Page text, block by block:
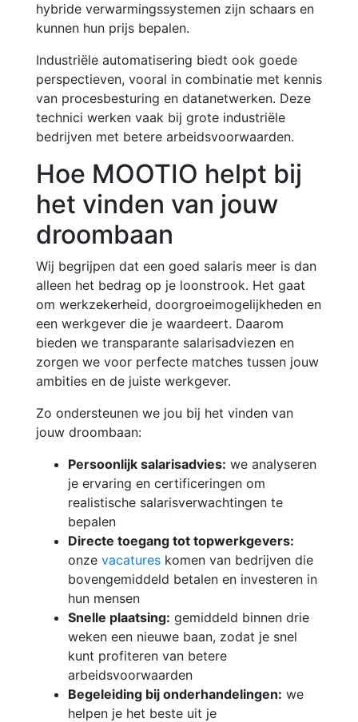
hybride verwarmingssystemen zijn schaars en
kunnen hun prijs bepalen.
Industriële automatisering biedt ook goede
perspectieven, vooral in combinatie met kennis
van procesbesturing en datanetwerken. Deze
technici werken vaak bij grote industriële
bedrijven met betere arbeidsvoorwaarden.
Hoe MOOTIO helpt bij
het vinden van jouw
droombaan
Wij begrijpen dat een goed salaris meer is dan
alleen het bedrag op je loonstrook. Het gaat
om werkzekerheid, doorgroeimogelijkheden en
een werkgever die je waardeert. Daarom
bieden we transparante salarisadviezen en
zorgen we voor perfecte matches tussen jouw
ambities en de juiste werkgever.
Zo ondersteunen we jou bij het vinden van
jouw droombaan:
Persoonlijk salarisadvies: we analyseren
je ervaring en certificeringen om
realistische salarisverwachtingen te
bepalen
Directe toegang tot topwerkgevers:
onze vacatures komen van bedrijven die
bovengemiddeld betalen en investeren in
hun mensen
Snelle plaatsing: gemiddeld binnen drie
weken een nieuwe baan, zodat je snel
kunt profiteren van betere
arbeidsvoorwaarden
Begeleiding bij onderhandelingen: we
helpen je het beste uit je